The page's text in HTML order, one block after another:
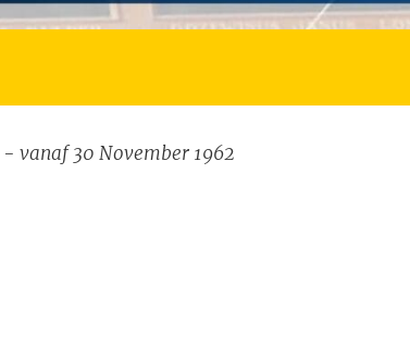
- vanaf 30 November 1962